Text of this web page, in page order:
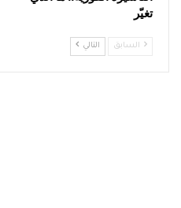
تغيّر
السابق التالي